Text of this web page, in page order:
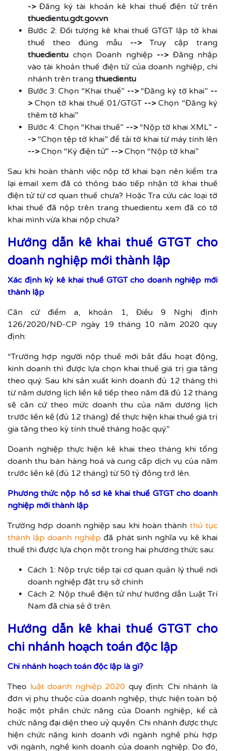
->Đăng ký tài khoản kê khai thuế điện tử trên
thuedientu.gdt.gov.vn
Bước 2: Đối tượng kê khai thuế GTGT lập tờ khai
thuế theo đúng mẫu -->Truy cập trang
thuedientu chọn Doanh nghiệp -->Đăng nhập
vào tài khoản thuế điện tử của doanh nghiệp, chi
nhánh trên trang thuedientu
Bước 3: Chọn “Khai thuế” -->“Đăng ký tờ khai” --
>Chọn tờ khai thuế 01/GTGT -->Chọn “Đăng ký
thêm tờ khai”
Bước 4: Chọn “Khai thuế” -->“Nộp tờ khai XML” -
->“Chọn tệp tờ khai” để tải tờ khai từ máy tính lên
-->Chọn “Ký điện tử” -->Chọn “Nộp tờ khai”
Sau khi hoàn thành việc nộp tờ khai bạn nên kiểm tra
lại email xem đã có thông báo tiếp nhận tờ khai thuế
điện tử từ cơ quan thuế chưa? Hoặc Tra cứu các loại tờ
khai thuế đã nộp trên trang thuedientu xem đã có tờ
khai mình vừa khai nộp chưa?
Hướng dẫn kê khai thuế GTGT cho
doanh nghiệp mới thành lập
Xác định kỳ kê khai thuế GTGT cho doanh nghiệp mới
thành lập
Căn cứ điểm a, khoản 1, Điều 9 Nghị định
126/2020/NĐ-CP ngày 19 tháng 10 năm 2020 quy
định:
“Trường hợp người nộp thuế mới bắt đầu hoạt động,
kinh doanh thì được lựa chọn khai thuế giá trị gia tăng
theo quý. Sau khi sản xuất kinh doanh đủ 12 tháng thì
từ năm dương lịch liền kề tiếp theo năm đã đủ 12 tháng
sẽ căn cứ theo mức doanh thu của năm dương lịch
trước liền kề (đủ 12 tháng) để thực hiện khai thuế giá trị
gia tăng theo kỳ tính thuế tháng hoặc quý.”
Doanh nghiệp thực hiện kê khai theo tháng khi tổng
doanh thu bán hàng hoá và cung cấp dịch vụ của năm
trước liền kề (đủ 12 tháng) từ 50 tỷ đồng trở lên.
Phương thức nộp hồ sơ kê khai thuế GTGT cho doanh
nghiệp mới thành lập
Trường hợp doanh nghiệp sau khi hoàn thành thủ tục
thành lập doanh nghiệp đã phát sinh nghĩa vụ kê khai
thuế thì được lựa chọn một trong hai phương thức sau:
Cách 1: Nộp trực tiếp tại cơ quan quản lý thuế nơi
doanh nghiệp đặt trụ sở chính
Cách 2: Nộp thuế điện tử như hướng dẫn Luật Trí
Nam đã chia sẻ ở trên.
Hướng dẫn kê khai thuế GTGT cho
chi nhánh hoạch toán độc lập
Chi nhánh hoạch toán độc lập là gì?
Theo luật doanh nghiệp 2020 quy định: Chi nhánh là
đơn vị phụ thuộc của doanh nghiệp, thực hiện toàn bộ
hoặc một phần chức năng của Doanh nghiệp, kể cả
chức năng đại diện theo uỷ quyền. Chi nhánh được thực
hiện chức năng kinh doanh với ngành nghề phù hợp
với ngành, nghề kinh doanh của doanh nghiệp. Do đó,